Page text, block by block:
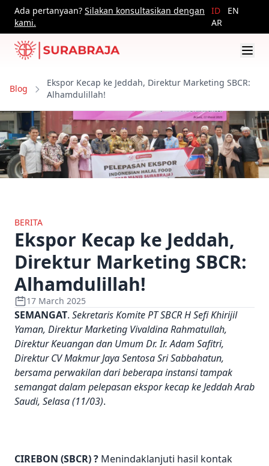
Ada pertanyaan? Silakan konsultasikan dengan
kami.
ID
EN
AR
Blog
Ekspor Kecap ke Jeddah, Direktur Marketing SBCR:
Alhamdulillah!
BERITA
Ekspor Kecap ke Jeddah,
Direktur Marketing SBCR:
Alhamdulillah!
17 March 2025
SEMANGAT. Sekretaris Komite PT SBCR H Sefi Khirijil
Yaman, Direktur Marketing Vivaldina Rahmatullah,
Direktur Keuangan dan Umum Dr. Ir. Adam Safitri,
Direktur CV Makmur Jaya Sentosa Sri Sabbahatun,
bersama perwakilan dari beberapa instansi tampak
semangat dalam pelepasan ekspor kecap ke Jeddah Arab
Saudi, Selasa (11/03).
CIREBON (SBCR) ? Menindaklanjuti hasil kontak